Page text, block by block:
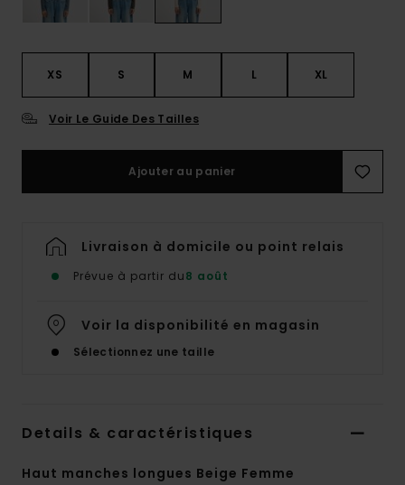
XS S M L XL
Voir Le Guide Des Tailles
Ajouter au panier
Livraison à domicile ou point relais
Prévue à partir du8 août
Voir la disponibilité en magasin
Sélectionnez une taille
Details & caractéristiques
Haut manches longues Beige Femme